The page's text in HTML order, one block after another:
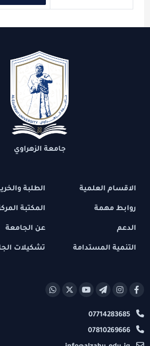
جامعة الزهراوي
الاقسام العلمية
روابط مهمة
الدعم
التنمية المستدامة
الطلبة
المكتبة
عن الجامعة
تشكيلات
07714283685
07810269666